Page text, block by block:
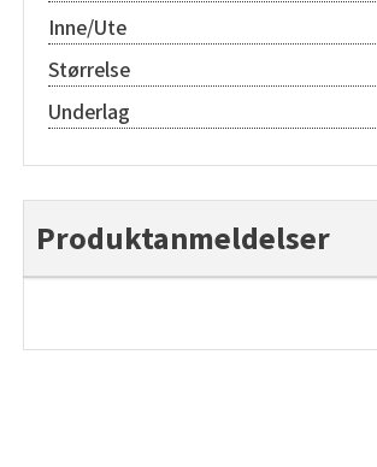
Inne/Ute
Størrelse
Underlag
Produktanmeldelser